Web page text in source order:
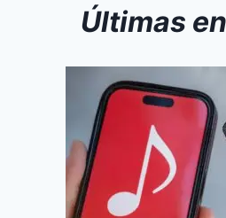
Últimas